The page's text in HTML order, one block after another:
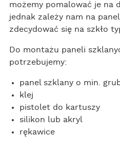
możemy pomalować je na
jednak zależy nam na
zdecydować się na szkło
Do montażu paneli
potrzebujemy:
panel szklany o min.
klej
pistolet do kartuszy
silikon lub akryl
rękawice